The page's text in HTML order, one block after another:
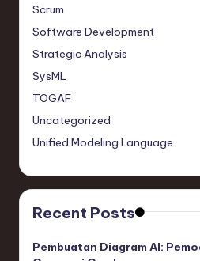
Scrum
Software Development
Strategic Analysis
SysML
TOGAF
Uncategorized
Unified Modeling Language
Recent Posts
Pembuatan Diagram AI: